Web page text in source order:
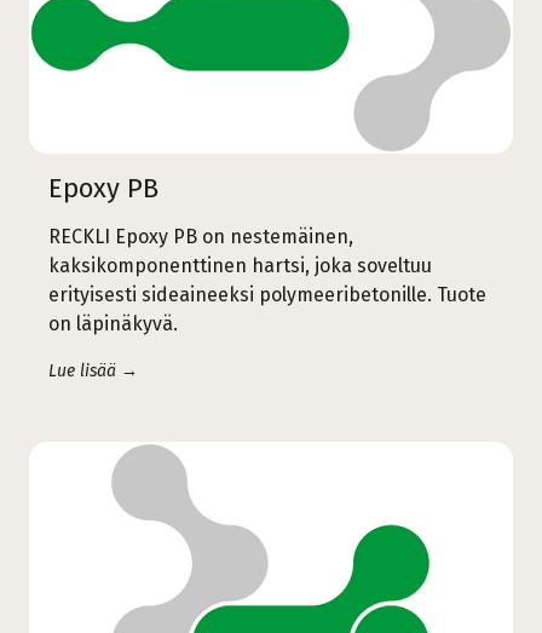
Epoxy PB
RECKLI Epoxy PB on nestemäinen,
kaksikomponenttinen hartsi, joka soveltuu
erityisesti sideaineeksi polymeeribetonille. Tuote
on läpinäkyvä.
Lue lisää →